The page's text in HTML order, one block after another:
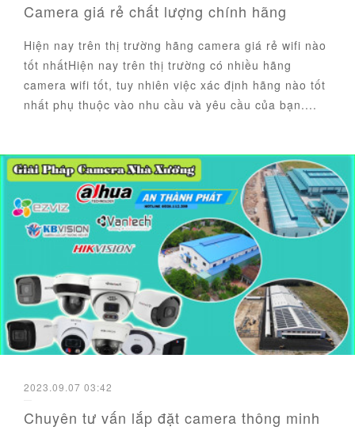
Camera giá rẻ chất lượng chính hãng
Hiện nay trên thị trường hãng camera giá rẻ wifi nào
tốt nhấtHiện nay trên thị trường có nhiều hãng
camera wifi tốt, tuy nhiên việc xác định hãng nào tốt
nhất phụ thuộc vào nhu cầu và yêu cầu của bạn....
2023.09.07 03:42
Chuyên tư vấn lắp đặt camera thông minh